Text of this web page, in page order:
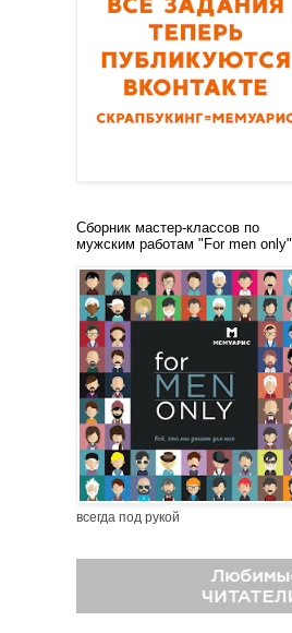
Сборник мастер-классов по
мужским работам "For men only"
всегда под рукой